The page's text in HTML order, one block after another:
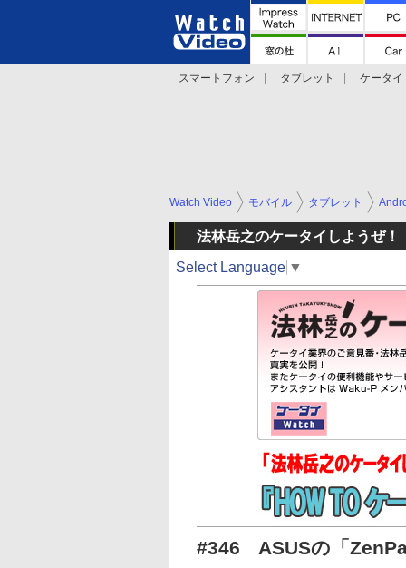
スマートフォン タブレット ケータイ
Watch Video モバイル タブレット
法林岳之のケータイしようぜ！
Select Language ▼
#346 ASUSの「